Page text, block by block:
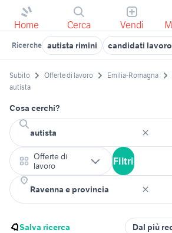
Home Cerca Vendi
Ricerche autista rimini candidati
Subito Offerte di lavoro Emilia-Romagna
autista
Cosa cerchi?
Offerte di
lavoro
Filtri
Salva ricerca Dal più